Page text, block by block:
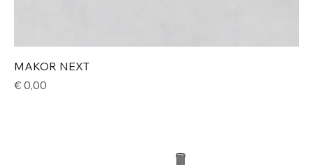
MAKOR NEXT
Price
€ 0,00